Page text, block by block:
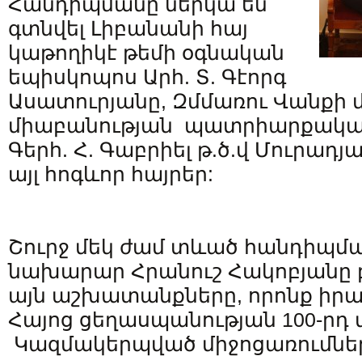
գտնվել Լիբանանի հայ
կաթողիկէ թեմի օգնական
եպիսկոպոս Արհ. Տ. Գէորգ
Ասատուրյանը, Զմմառու Վանքի
միաբանության
Գերհ. Հ. Գաբրիել թ.ծ.վ
այլ հոգևոր հայրեր:
Շուրջ մեկ ժամ տևած
նախարար Հրանուշ Հակոբյանը
այն աշխատանքները, որոնք
Հայոց ցեղասպանության 100-րդ
Կազմակերպված